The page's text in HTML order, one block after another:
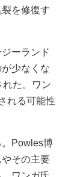
を修復す
ーランド
少なくな
た。ワン
れる可能性
Powles博
その主要